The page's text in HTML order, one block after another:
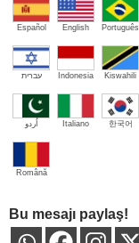
Español English Português
עברית Indonesia Kiswahili
اُردو Italiano 한국어
Română
Bu mesajı paylaş!